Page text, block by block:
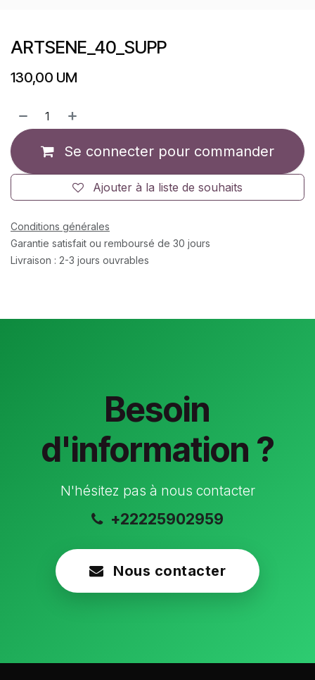
ARTSENE_40_SUPP
130,00 UM
Se connecter pour commander
Ajouter à la liste de souhaits
Conditions générales
Garantie satisfait ou remboursé de 30 jours
Livraison : 2-3 jours ouvrables
Besoin
d'information ?
N'hésitez pas à nous contacter
+22225902959
Nous contacter